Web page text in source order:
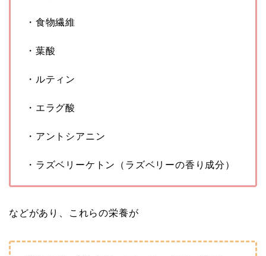
・食物繊維
・葉酸
・ルティン
・エラグ酸
・アントシアニン
・ラズベリーケトン（ラズベリーの香り成分）
などがあり、これらの栄養が